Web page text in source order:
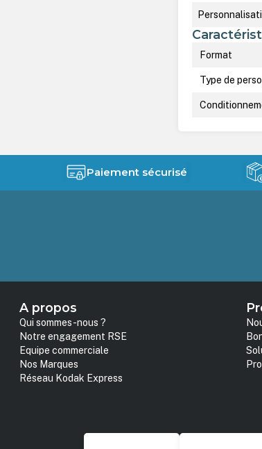
Format
Type de
Paiement sécurisé
A propos
Qui sommes-nous ?
Notre engagement RSE
Equipe commerciale
Nos Marques
Réseau Kodak Express